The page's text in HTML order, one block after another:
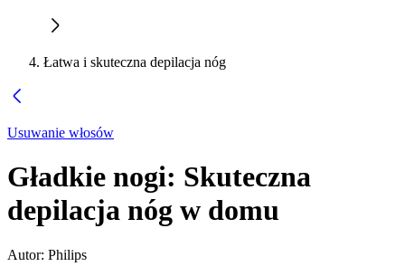
Łatwa i skuteczna depilacja nóg
Usuwanie włosów
Gładkie nogi: Skuteczna
depilacja nóg w domu
Autor: Philips